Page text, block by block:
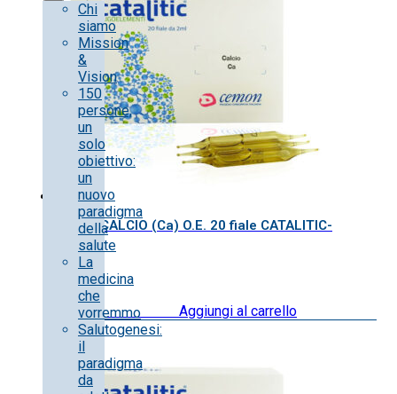
Chi
siamo
Mission
&
Vision
150
persone,
un
solo
obiettivo:
un
nuovo
paradigma
della
salute
La
medicina
che
vorremmo
Salutogenesi:
il
paradigma
da
CALCIO (Ca) O.E. 20 fiale CATALITIC-
20.00€ IVA inclusa Aggiungi al carrello